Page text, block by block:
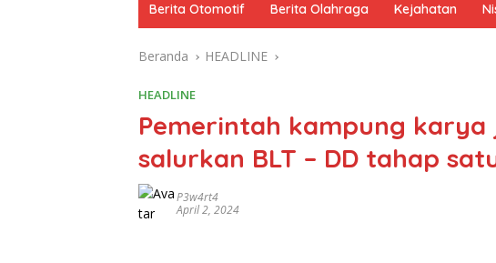
Berita Otomotif Berita Olahraga Kejahatan
Beranda HEADLINE
HEADLINE
Pemerintah kampung karya
salurkan BLT – DD tahap
P3w4rt4
April 2, 2024